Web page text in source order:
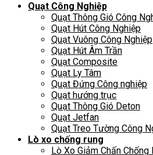
Quạt Công Nghiệp
Quạt Thông Gió Công
Quạt Hút Công Nghiệp
Quạt Vuông Công Nghiệp
Quạt Hút Âm Trần
Quạt Composite
Quạt Ly Tâm
Quạt Đứng Công nghiệp
Quạt hướng trục
Quạt Thông Gió Deton
Quạt Jetfan
Quạt Treo Tường Công
Lò xo chống rung
Lò Xo Giảm Chấn Chống